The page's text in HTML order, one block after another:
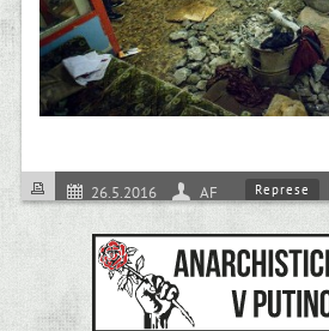
26.5.2016 AF Represe